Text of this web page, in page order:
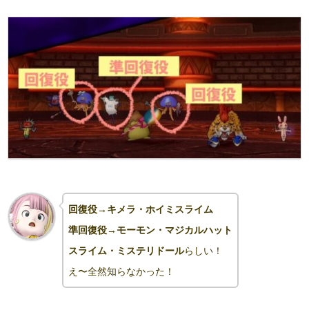
回復役→キメラ・ホイミスライム
準回復役→モーモン・マジカルハット
スライム・ミステリドールらしい！
え〜全然知らなかった！